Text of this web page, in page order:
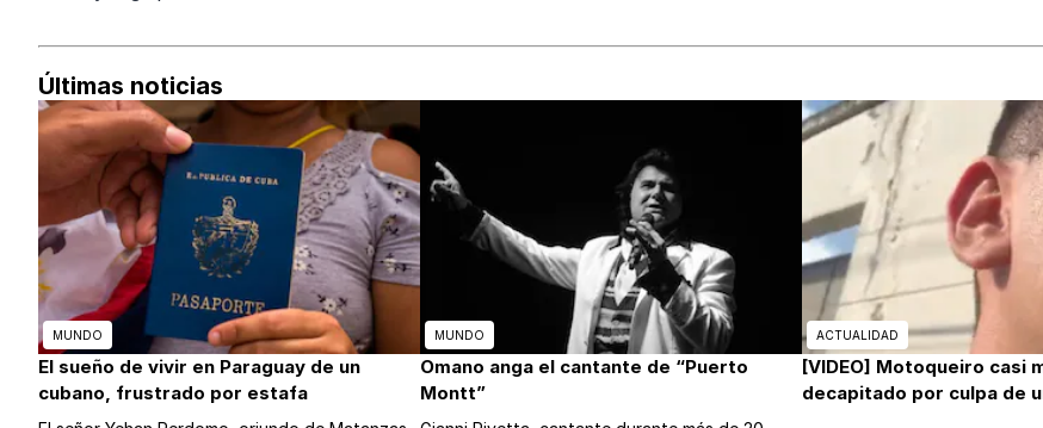
Últimas noticias
MUNDO
El sueño de vivir en Paraguay de un
cubano, frustrado por estafa
MUNDO
Omano anga el cantante de “Puerto
Montt”
ACTUALIDAD
[VIDEO] Motoqueiro casi
decapitado por culpa de